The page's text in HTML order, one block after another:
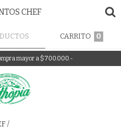
CHEF
CARRITO 0
mayor a $700.000.-
/